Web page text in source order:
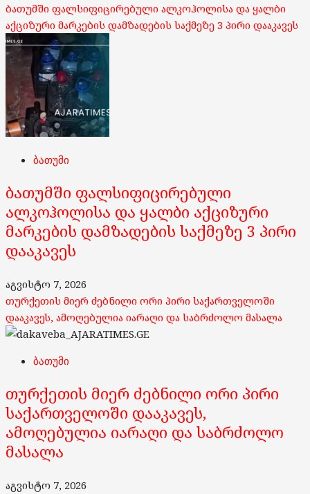
ბათუმში ფალსიფიცირებული ალკოჰოლისა და ყალბი
აქციზური მარკების დამზადების საქმეზე 3 პირი დააკავეს
ბათუმი
ბათუმში ფალსიფიცირებული
ალკოჰოლისა და ყალბი აქციზური
მარკების დამზადების საქმეზე 3 პირი
დააკავეს
აგვისტო 7, 2026
თურქეთის მიერ ძებნილი ორი პირი საქართველოში
დააკავეს, ამოღებულია იარაღი და საბრძოლო მასალა
ბათუმი
თურქეთის მიერ ძებნილი ორი პირი
საქართველოში დააკავეს,
ამოღებულია იარაღი და საბრძოლო
მასალა
აგვისტო 7, 2026